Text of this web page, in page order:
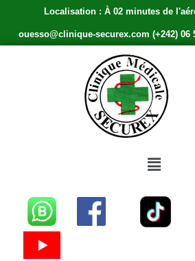
Localisation : À 02 minutes de
ouesso@clinique-securex.com (+242) 06